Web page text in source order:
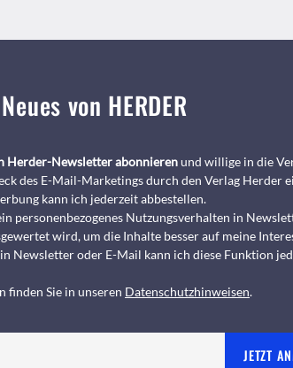
Neues von HERDER
Herder-Newsletter abonnierenund willige in die
des E-Mail-Marketings durch den Verlag Herder
kann ich jederzeit abbestellen.
personenbezogenes Nutzungsverhalten in
wird, um die Inhalte besser auf meine
Newsletter oder E-Mail kann ich diese Funktion
Sie in unseren Datenschutzhinweisen.
JETZT